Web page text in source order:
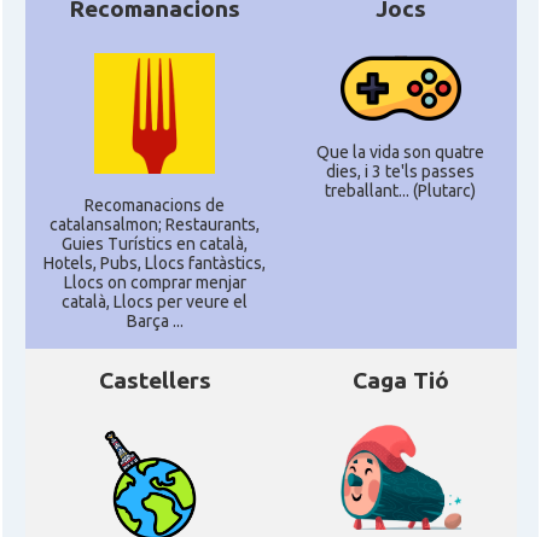
Recomanacions
Recomanacions de
catalansalmon; Restaurants,
Guies Turístics en català,
Hotels, Pubs, Llocs fantàstics,
Llocs on comprar menjar
català, Llocs per veure el
Barça ...
Jocs
Que la vida son quatre
dies, i 3 te'ls passes
treballant... (Plutarc)
Castellers Caga Tió